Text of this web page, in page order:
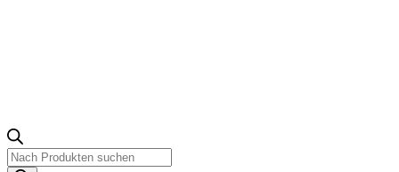
Produktsuche